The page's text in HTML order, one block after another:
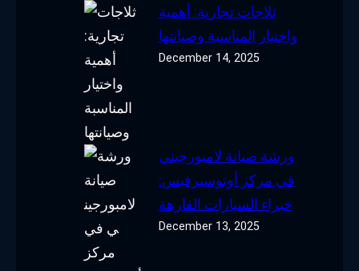
ثلاجات تجارية: أهمية
واختيار المناسبة وصيانتها
December 14, 2025
ورشة صيانة لامبورجيني
في مركز أوتوسيرفيس:
خبراء السيارات الفارهة
December 13, 2025